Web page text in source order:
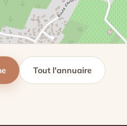
Tout l'annuaire